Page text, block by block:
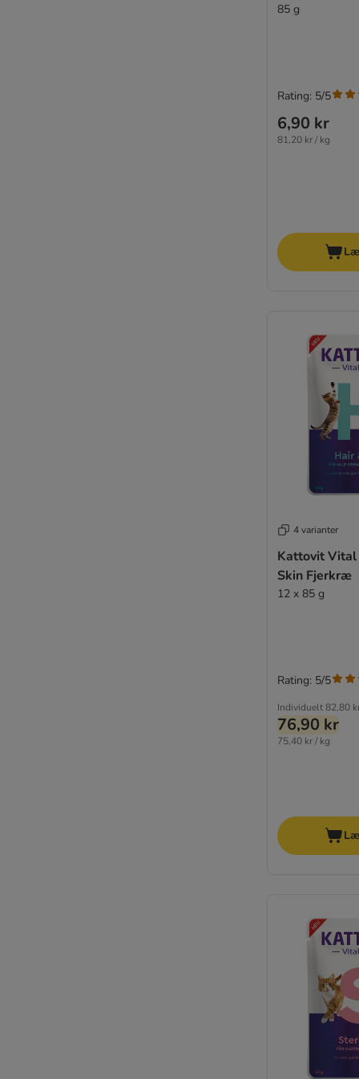
85 g
6,90 kr
81,20 kr / kg
Rating: 5/5
4 varianter
Kattovit Vital
Skin Fjerkræ
12 x 85 g
Individuelt82,80
76,90 kr
75,40 kr / kg
Rating: 5/5